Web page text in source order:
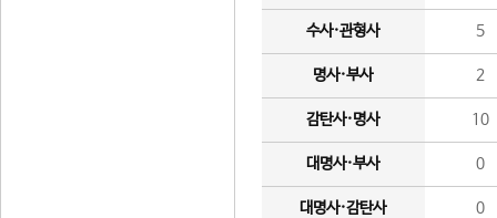
수사·관형사 5
명사·부사 2
감탄사·명사 10
대명사·부사 0
대명사·감탄사 0